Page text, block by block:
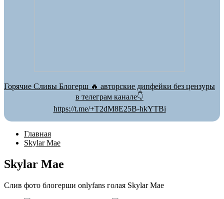
Горячие Сливы Блогерш 🔥 авторские дипфейки без цензуры
в телеграм канале👇
https://t.me/+T2dM8E25B-hkYTBi
Главная
Skylar Mae
Skylar Mae
Слив фото блогерши onlyfans голая Skylar Mae